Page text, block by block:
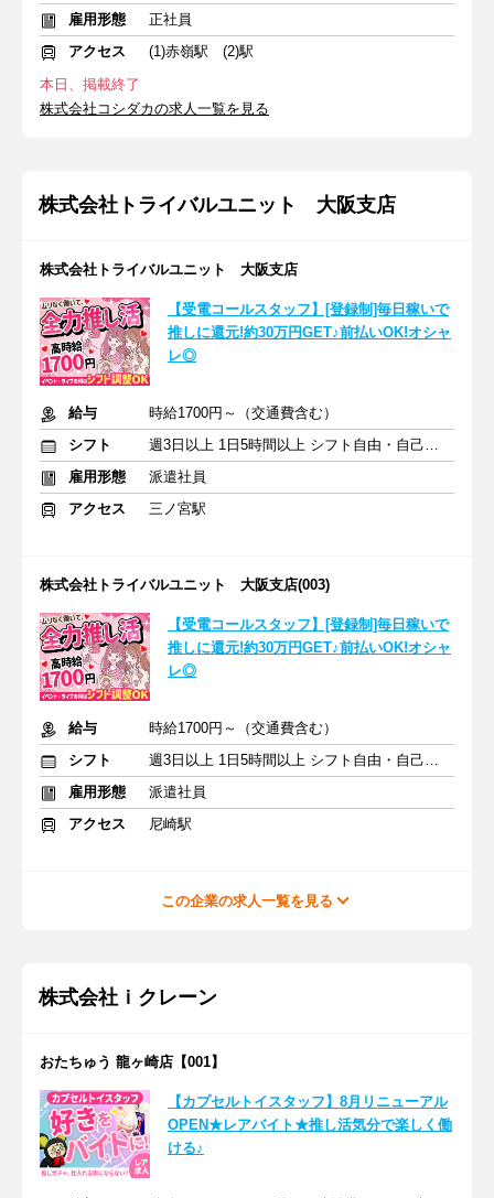
雇用形態
正社員
アクセス
(1)赤嶺駅 (2)駅
本日、掲載終了
株式会社コシダカの求人一覧を見る
株式会社トライバルユニット 大阪支店
株式会社トライバルユニット 大阪支店
【受電コールスタッフ】[登録制]毎日稼いで
推しに還元!約30万円GET♪前払いOK!オシャ
レ◎
給与
時給1700円～（交通費含む）
シフト
週3日以上 1日5時間以上 シフト自由・自己申告
雇用形態
派遣社員
アクセス
三ノ宮駅
株式会社トライバルユニット 大阪支店(003)
【受電コールスタッフ】[登録制]毎日稼いで
推しに還元!約30万円GET♪前払いOK!オシャ
レ◎
給与
時給1700円～（交通費含む）
シフト
週3日以上 1日5時間以上 シフト自由・自己申告
雇用形態
派遣社員
アクセス
尼崎駅
この企業の求人一覧を見る
株式会社ｉクレーン
おたちゅう 龍ヶ崎店【001】
【カプセルトイスタッフ】8月リニューアル
OPEN★レアバイト★推し活気分で楽しく働
ける♪